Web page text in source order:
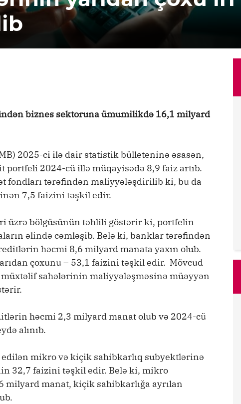
biznes sektoruna ümumilikdə 16,1 milyard
2025-ci ilə dair statistik bülleteninə əsasən,
2024-cü illə müqayisədə 8,9 faiz artıb.
fondları tərəfindən maliyyələşdirilib ki, bu da
7,5 faizini təşkil edir.
üzrə bölgüsünün təhlili göstərir ki, portfelin
əlində cəmləşib. Belə ki, banklar tərəfindən
həcmi 8,6 milyard manata yaxın olub.
çoxunu – 53,1 faizini təşkil edir. Mövcud
sahələrinin maliyyələşməsinə müəyyən
həcmi 2,3 milyard manat olub və 2024-cü
alınıb.
edilən mikro və kiçik sahibkarlıq subyektlərinə
32,7 faizini təşkil edir. Belə ki, mikro
manat, kiçik sahibkarlığa ayrılan